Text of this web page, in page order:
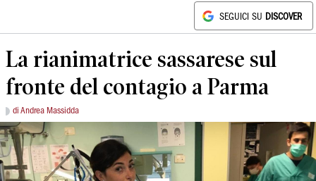
SEGUICI SU DISCOVER
La rianimatrice sassarese sul
fronte del contagio a Parma
di Andrea Massidda